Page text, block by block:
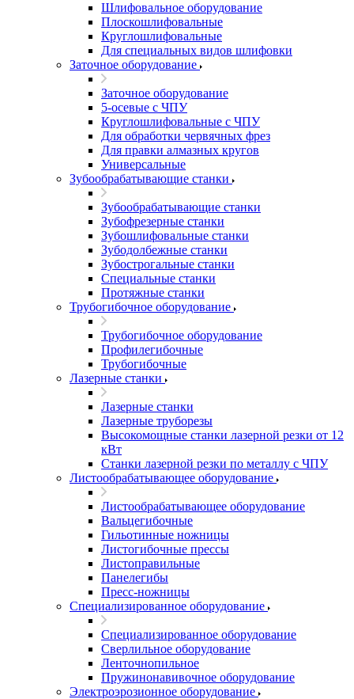
Шлифовальное оборудование
Плоскошлифовальные
Круглошлифовальные
Для специальных видов шлифовки
Заточное оборудование
Заточное оборудование
5-осевые с ЧПУ
Круглошлифовальные с ЧПУ
Для обработки червячных фрез
Для правки алмазных кругов
Универсальные
Зубообрабатывающие станки
Зубообрабатывающие станки
Зубофрезерные станки
Зубошлифовальные станки
Зубодолбежные станки
Зубострогальные станки
Специальные станки
Протяжные станки
Трубогибочное оборудование
Трубогибочное оборудование
Профилегибочные
Трубогибочные
Лазерные станки
Лазерные станки
Лазерные труборезы
Высокомощные станки лазерной резки от 12
кВт
Станки лазерной резки по металлу с ЧПУ
Листообрабатывающее оборудование
Листообрабатывающее оборудование
Вальцегибочные
Гильотинные ножницы
Листогибочные прессы
Листоправильные
Панелегибы
Пресс-ножницы
Специализированное оборудование
Специализированное оборудование
Сверлильное оборудование
Ленточнопильное
Пружинонавивочное оборудование
Электроэрозионное оборудование